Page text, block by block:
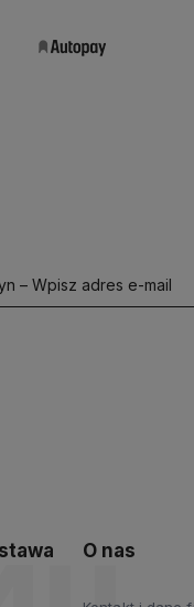
– Wpisz adres e-mail
O nas